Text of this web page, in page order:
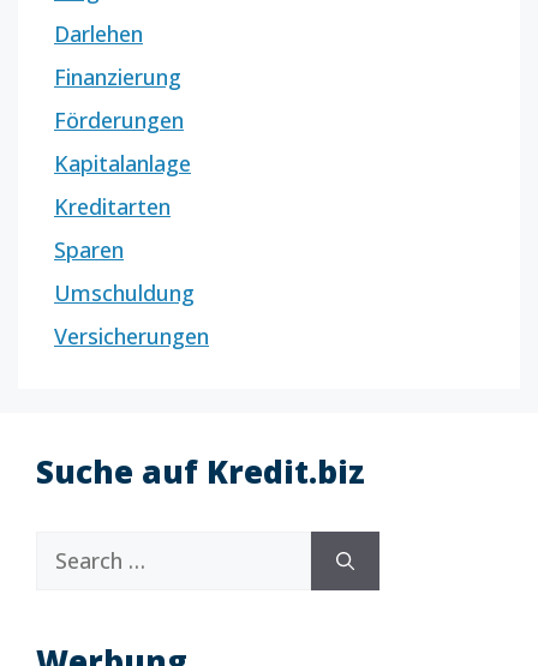
Darlehen
Finanzierung
Förderungen
Kapitalanlage
Kreditarten
Sparen
Umschuldung
Versicherungen
Suche auf Kredit.biz
Search
for: